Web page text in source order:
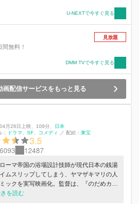
腹絶倒のタイムスリップ風呂アニメ。
U-NEXTで今すぐ見る
無料！
見放題
DMM TVで今すぐ見る
画配信サービスをもっと見る
月28日上映 108分
日本
：
ドラマ SF コメディ ／ 配給： 東宝
3.5
12487
ーマ帝国の浴場設計技師が現代日本の銭湯
ムスリップしてしまう、ヤマザキマリの人
ックを実写映画化。監督は、『のだめカン
レ 最終楽章』シリーズの武内英樹、脚本
を読む